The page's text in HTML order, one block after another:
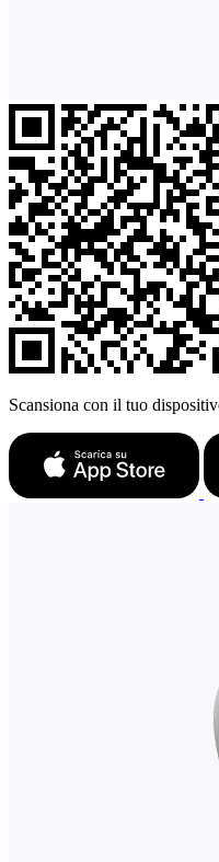
Scansiona con il tuo